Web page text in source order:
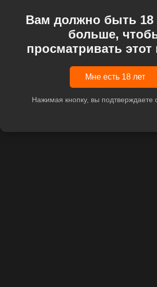
Вам должно быть 18
больше,
просматривать этот
Мне есть 18 лет
Нажимая кнопку, вы подтверждаете